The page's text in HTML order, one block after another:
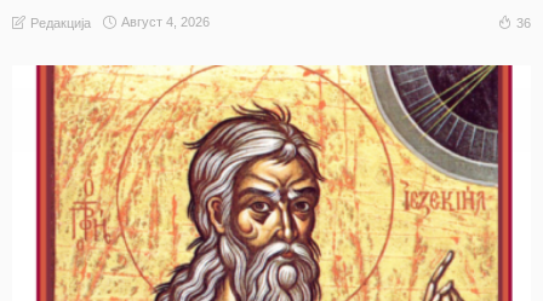
Редакција Август 4, 2026 36